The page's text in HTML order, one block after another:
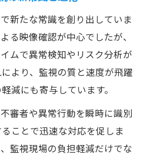
安全監視と警備の連携手法
ムが支える警備の安心確保
するエリア監視の最適な選
全監視運用を高める実践策
生む警備強化の新戦略
新たな常識を創り出していま
る映像確認が中心でしたが、
ムで異常検知やリスク分析が
より、監視の質と速度が飛躍
減にも寄与しています。
審者や異常行動を瞬時に識別
ことで迅速な対応を促しま
監視現場の負担軽減だけでな